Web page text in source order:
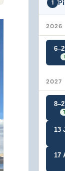
1
2026
2027
13
17